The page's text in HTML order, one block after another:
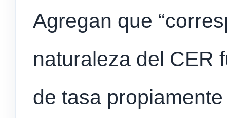
Agregan que
naturaleza del CER
de tasa